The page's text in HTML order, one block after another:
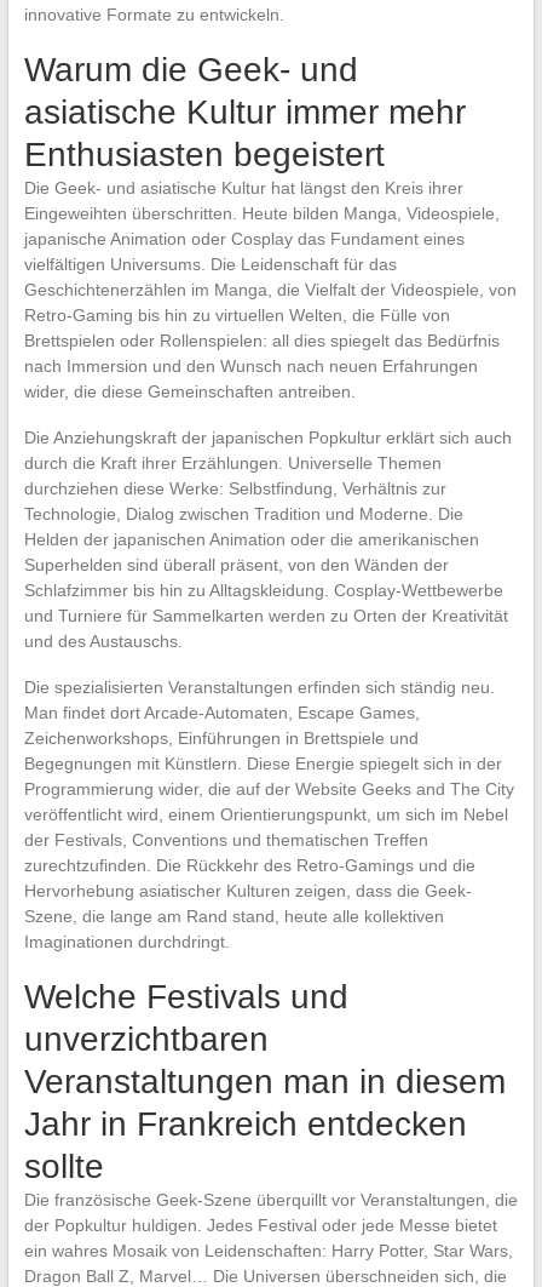
innovative Formate zu entwickeln.
Warum die Geek- und
asiatische Kultur immer mehr
Enthusiasten begeistert
Die Geek- und asiatische Kultur hat längst den Kreis ihrer
Eingeweihten überschritten. Heute bilden Manga, Videospiele,
japanische Animation oder Cosplay das Fundament eines
vielfältigen Universums. Die Leidenschaft für das
Geschichtenerzählen im Manga, die Vielfalt der Videospiele, von
Retro-Gaming bis hin zu virtuellen Welten, die Fülle von
Brettspielen oder Rollenspielen: all dies spiegelt das Bedürfnis
nach Immersion und den Wunsch nach neuen Erfahrungen
wider, die diese Gemeinschaften antreiben.
Die Anziehungskraft der japanischen Popkultur erklärt sich auch
durch die Kraft ihrer Erzählungen. Universelle Themen
durchziehen diese Werke: Selbstfindung, Verhältnis zur
Technologie, Dialog zwischen Tradition und Moderne. Die
Helden der japanischen Animation oder die amerikanischen
Superhelden sind überall präsent, von den Wänden der
Schlafzimmer bis hin zu Alltagskleidung. Cosplay-Wettbewerbe
und Turniere für Sammelkarten werden zu Orten der Kreativität
und des Austauschs.
Die spezialisierten Veranstaltungen erfinden sich ständig neu.
Man findet dort Arcade-Automaten, Escape Games,
Zeichenworkshops, Einführungen in Brettspiele und
Begegnungen mit Künstlern. Diese Energie spiegelt sich in der
Programmierung wider, die auf der Website Geeks and The City
veröffentlicht wird, einem Orientierungspunkt, um sich im Nebel
der Festivals, Conventions und thematischen Treffen
zurechtzufinden. Die Rückkehr des Retro-Gamings und die
Hervorhebung asiatischer Kulturen zeigen, dass die Geek-
Szene, die lange am Rand stand, heute alle kollektiven
Imaginationen durchdringt.
Welche Festivals und
unverzichtbaren
Veranstaltungen man in diesem
Jahr in Frankreich entdecken
sollte
Die französische Geek-Szene überquillt vor Veranstaltungen, die
der Popkultur huldigen. Jedes Festival oder jede Messe bietet
ein wahres Mosaik von Leidenschaften: Harry Potter, Star Wars,
Dragon Ball Z, Marvel… Die Universen überschneiden sich, die